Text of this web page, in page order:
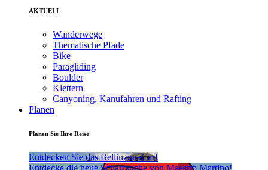
AKTUELL
Wanderwege
Thematische Pfade
Bike
Paragliding
Boulder
Klettern
Canyoning, Kanufahren und Rafting
Planen
Planen Sie Ihre Reise
Entdecken Sie das BellinzonaCar!
Entdecke die neue Schatzsuche von Maestro Martino!